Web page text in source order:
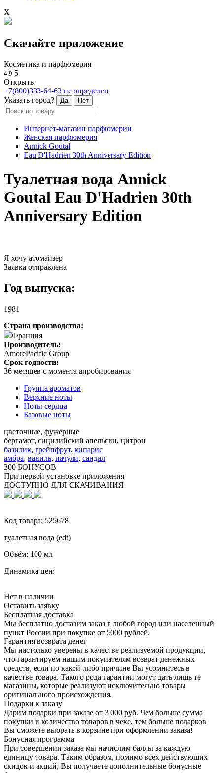
X
Скачайте приложение
Косметика и парфюмерия
4.9 5
Открыть
+7(800)333-64-63 не определен
Указать город?
Да Нет
Интернет-магазин парфюмерии
Женская парфюмерия
Annick Goutal
Eau D'Hadrien 30th Anniversary Edition
Туалетная вода Annick
Goutal Eau D'Hadrien 30th
Anniversary Edition
Я хочу атомайзер
Заявка отправлена
Год выпуска:
1981
Страна производства:
Франция
Производитель:
AmorePacific Group
Срок годности:
36 месяцев с момента апробирования
Группа ароматов
Верхние ноты
Ноты сердца
Базовые ноты
цветочные, фужерные
бергамот, сицилийский апельсин, цитрон
базилик, грейпфрут, кипарис
амбра, ваниль, пачули, сандал
300 БОНУСОВ
При первой установке приложения
ДОСТУПНО ДЛЯ СКАЧИВАНИЯ
Код товара: 525678
туалетная вода (edt)
Объём: 100 мл
Динамика цен:
Нет в наличии
Оставить заявку
Бесплатная доставка
Мы бесплатно доставим заказ в любой город или населенный
пункт России при покупке от 5000 рублей.
Гарантия возврата денег
Мы настолько уверены в качестве реализуемой продукции,
что гарантируем нашим покупателям возврат денежных
средств, если по какой-либо причине Вы усомнитесь в
качестве товара. Такого рода гарантии могут дать лишь те
магазины, которые реализуют исключительно товары
оригинального происхождения.
Подарки к заказу
Дарим подарки при заказе от 3 000 руб. Чем больше сумма
покупки и количество товаров в чеке, тем больше подарков
Вы сможете выбрать в корзине при оформлении заказа!
Бонусная программа
При совершении заказа мы начислим баллы за каждую
единицу товара. Таким образом, помимо всех действующих
скидок и акций, Вы получаете дополнительные бонусные